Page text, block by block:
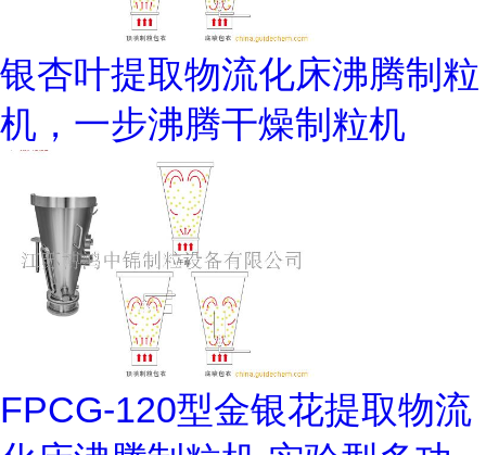
银杏叶提取物流化床沸腾制粒
机，一步沸腾干燥制粒机
FPCG-120型金银花提取物流